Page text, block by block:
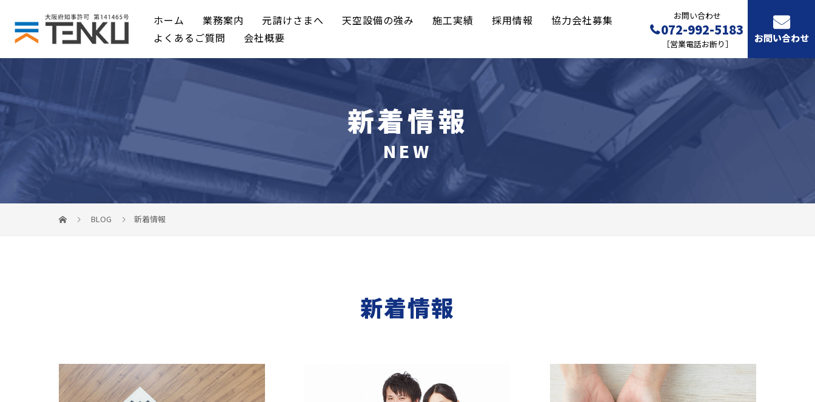
ホーム 業務案内 元請けさまへ 天空設備の強み 施工実績 採用情報
協力会社募集
よくあるご質問
会社概要
お問い合わせ
072-992-5183
［営業電話お断り］ お問い合わせ
新着情報
NEW
BLOG 新着情報
新着情報